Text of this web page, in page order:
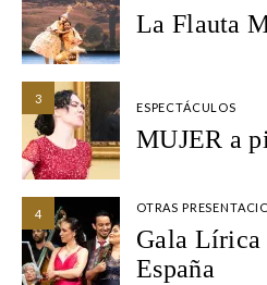
La Flauta
3
ESPECTÁCULOS
MUJER a
4 OTRAS
Gala Lírica
España